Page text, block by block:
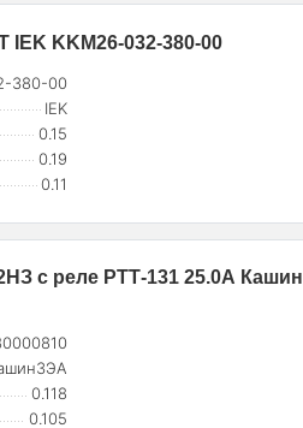
IEK KKM26-032-380-00
380-00
IEK
0.15
0.19
0.11
с реле РТТ-131 25.0А Кашин
0.118
0.105